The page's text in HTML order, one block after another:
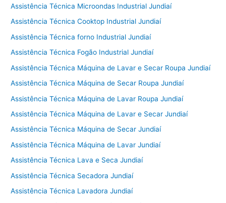
Assistência Técnica Microondas Industrial Jundiaí
Assistência Técnica Cooktop Industrial Jundiaí
Assistência Técnica forno Industrial Jundiaí
Assistência Técnica Fogão Industrial Jundiaí
Assistência Técnica Máquina de Lavar e Secar Roupa Jundiaí
Assistência Técnica Máquina de Secar Roupa Jundiaí
Assistência Técnica Máquina de Lavar Roupa Jundiaí
Assistência Técnica Máquina de Lavar e Secar Jundiaí
Assistência Técnica Máquina de Secar Jundiaí
Assistência Técnica Máquina de Lavar Jundiaí
Assistência Técnica Lava e Seca Jundiaí
Assistência Técnica Secadora Jundiaí
Assistência Técnica Lavadora Jundiaí